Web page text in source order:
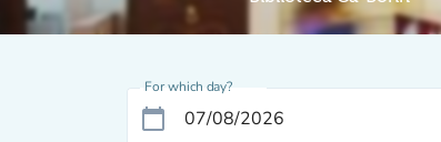
For which day?
calendar_today